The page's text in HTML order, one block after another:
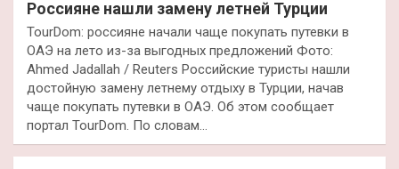
Россияне нашли замену летней Турции
TourDom: россияне начали чаще покупать путевки в
ОАЭ на лето из-за выгодных предложений Фото:
Ahmed Jadallah / Reuters Российские туристы нашли
достойную замену летнему отдыху в Турции, начав
чаще покупать путевки в ОАЭ. Об этом сообщает
портал TourDom. По словам…